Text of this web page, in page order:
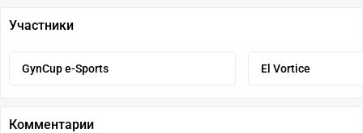
Участники
GynCup e-Sports El Vortice
Комментарии